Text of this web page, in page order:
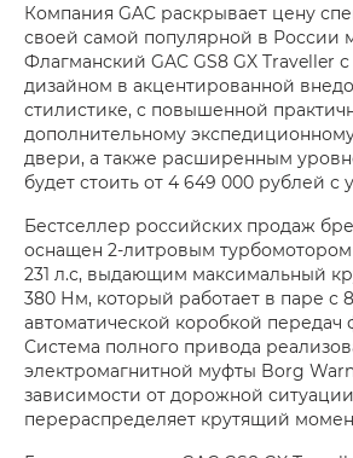
Компания GAC раскрывает цену
своей самой популярной в России
Флагманский GAC GS8 GX Traveller
дизайном в акцентированной
стилистике, c повышенной
дополнительному
двери, а также расширенным
будет стоить от 4 649 000 рублей с
Бестселлер российских продаж
оснащен 2-литровым
231 л.с, выдающим максимальный
380 Нм, который работает в паре с
автоматической коробкой
Система полного привода
электромагнитной муфты Borg
зависимости от дорожной
перераспределяет крутящий